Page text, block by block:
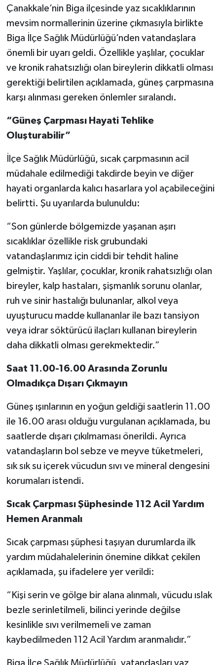
Çanakkale’nin Biga ilçesinde yaz sıcaklıklarının
mevsim normallerinin üzerine çıkmasıyla birlikte
Biga İlçe Sağlık Müdürlüğü’nden vatandaşlara
önemli bir uyarı geldi. Özellikle yaşlılar, çocuklar
ve kronik rahatsızlığı olan bireylerin dikkatli olması
gerektiği belirtilen açıklamada, güneş çarpmasına
karşı alınması gereken önlemler sıralandı.
“Güneş Çarpması Hayati Tehlike
Oluşturabilir”
İlçe Sağlık Müdürlüğü, sıcak çarpmasının acil
müdahale edilmediği takdirde beyin ve diğer
hayati organlarda kalıcı hasarlara yol açabileceğini
belirtti. Şu uyarılarda bulunuldu:
“Son günlerde bölgemizde yaşanan aşırı
sıcaklıklar özellikle risk grubundaki
vatandaşlarımız için ciddi bir tehdit haline
gelmiştir. Yaşlılar, çocuklar, kronik rahatsızlığı olan
bireyler, kalp hastaları, şişmanlık sorunu olanlar,
ruh ve sinir hastalığı bulunanlar, alkol veya
uyuşturucu madde kullananlar ile bazı tansiyon
veya idrar söktürücü ilaçları kullanan bireylerin
daha dikkatli olması gerekmektedir.”
Saat 11.00-16.00 Arasında Zorunlu
Olmadıkça Dışarı Çıkmayın
Güneş ışınlarının en yoğun geldiği saatlerin 11.00
ile 16.00 arası olduğu vurgulanan açıklamada, bu
saatlerde dışarı çıkılmaması önerildi. Ayrıca
vatandaşların bol sebze ve meyve tüketmeleri,
sık sık su içerek vücudun sıvı ve mineral dengesini
korumaları istendi.
Sıcak Çarpması Şüphesinde 112 Acil Yardım
Hemen Aranmalı
Sıcak çarpması şüphesi taşıyan durumlarda ilk
yardım müdahalelerinin önemine dikkat çekilen
açıklamada, şu ifadelere yer verildi:
“Kişi serin ve gölge bir alana alınmalı, vücudu ıslak
bezle serinletilmeli, bilinci yerinde değilse
kesinlikle sıvı verilmemeli ve zaman
kaybedilmeden 112 Acil Yardım aranmalıdır.”
Biga İlçe Sağlık Müdürlüğü, vatandaşları yaz
Siyaset
Spor
Tarım ve Ekonomi
Teknoloji
Ulusal